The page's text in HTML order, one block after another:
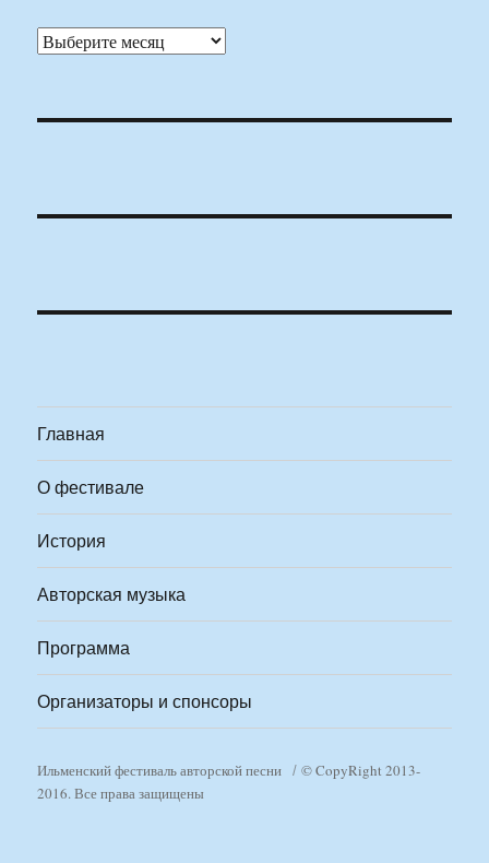
Архивы
Главная
О фестивале
История
Авторская музыка
Программа
Организаторы и спонсоры
Ильменский фестиваль авторской песни
© CopyRight 2013-
2016. Все права защищены